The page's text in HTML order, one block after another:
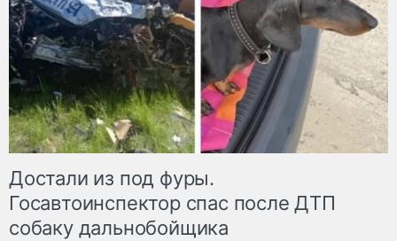
Достали из под фуры.
Госавтоинспектор спас после ДТП
собаку дальнобойщика